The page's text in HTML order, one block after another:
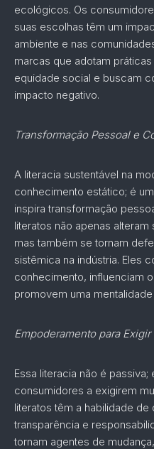
ecológicos. Os
suas escolhas têm um
ambiente e nas
marcas que adotam
equidade social e buscam
impacto negativo.
Transformação Pessoal e
A literacia sustentável na
conhecimento estático; é
inspira transformação
literatos não apenas
mas também se tornam
sistêmica na indústria. Eles
conhecimento, influenciam
promovem uma
Empoderamento para
Essa literacia não é
consumidores a exigirem
literatos têm a habilidade de
transparência e
tornam agentes de